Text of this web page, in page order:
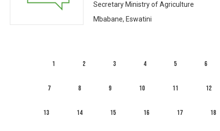
Secretary Ministry of Agriculture
Mbabane, Eswatini
1 2 3 4 5 6
7 8 9 10 11 12
13 14 15 16 17 18